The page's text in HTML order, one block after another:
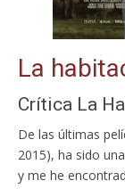
La
Crítica La
De las últimas
2015), ha sido
y me he